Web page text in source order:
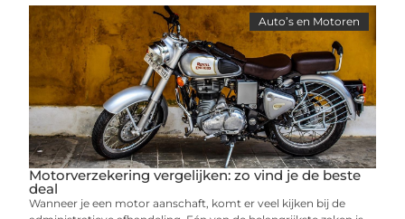
Auto’s en Motoren
Motorverzekering vergelijken: zo vind je de beste
deal
Wanneer je een motor aanschaft, komt er veel kijken bij de